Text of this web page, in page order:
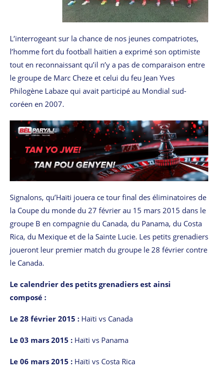
L’interrogeant sur la chance de nos jeunes compatriotes,
l’homme fort du football haïtien a exprimé son optimiste
tout en reconnaissant qu’il n’y a pas de comparaison entre
le groupe de Marc Cheze et celui du feu Jean Yves
Philogène Labaze qui avait participé au Mondial sud-
coréen en 2007.
Signalons, qu’Haïti jouera ce tour final des éliminatoires de
la Coupe du monde du 27 février au 15 mars 2015 dans le
groupe B en compagnie du Canada, du Panama, du Costa
Rica, du Mexique et de la Sainte Lucie. Les petits grenadiers
joueront leur premier match du groupe le 28 février contre
le Canada.
Le calendrier des petits grenadiers est ainsi
composé :
Le 28 février 2015 : Haïti vs Canada
Le 03 mars 2015 : Haïti vs Panama
Le 06 mars 2015 : Haïti vs Costa Rica